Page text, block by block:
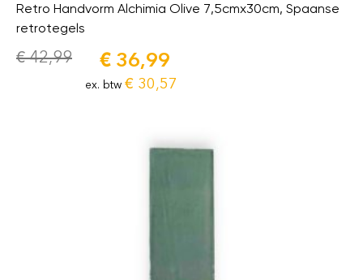
Retro Handvorm Alchimia Olive 7,5cmx30cm, Spaanse
retrotegels
€42,99 € 36,99
ex. btw € 30,57